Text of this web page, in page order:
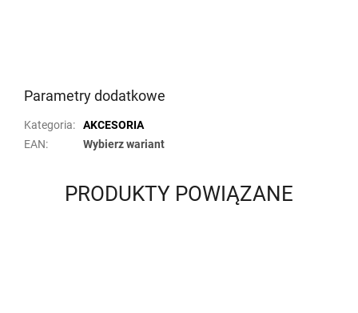
Parametry dodatkowe
Kategoria:
AKCESORIA
EAN: Wybierz wariant
PRODUKTY POWIĄZANE